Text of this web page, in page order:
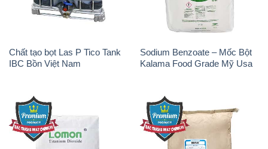
Chất tạo bọt Las P Tico Tank
IBC Bồn Việt Nam
Sodium Benzoate – Mốc Bột
Kalama Food Grade Mỹ Usa